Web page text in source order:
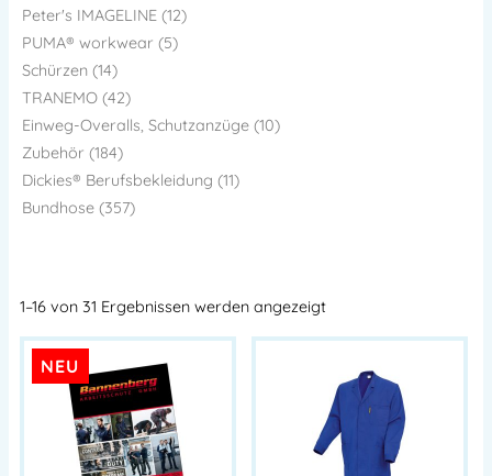
Peter's IMAGELINE (12)
PUMA® workwear (5)
Schürzen (14)
TRANEMO (42)
Einweg-Overalls, Schutzanzüge (10)
Zubehör (184)
Dickies® Berufsbekleidung (11)
Bundhose (357)
1–16 von 31 Ergebnissen werden angezeigt
NEU